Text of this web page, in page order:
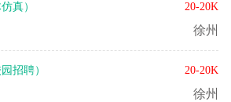
真） 20-20K
徐州
招聘） 20-20K
徐州